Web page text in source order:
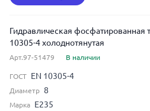
Гидравлическая фосфатированная
10305-4 холоднотянутая
Арт.97-51479 В наличии
ГОСТ EN 10305-4
Диаметр 8
Марка E235